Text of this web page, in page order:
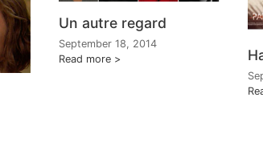
Un autre regard
September 18, 2014
Read more